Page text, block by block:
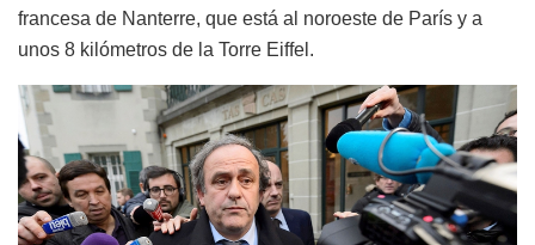
francesa de Nanterre, que está al noroeste de París y a
unos 8 kilómetros de la Torre Eiffel.